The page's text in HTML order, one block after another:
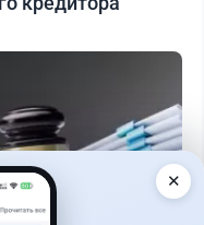
✕